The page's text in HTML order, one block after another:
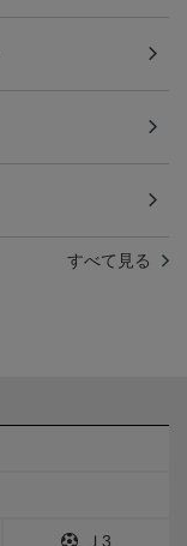
すべて見る
Ｊ3